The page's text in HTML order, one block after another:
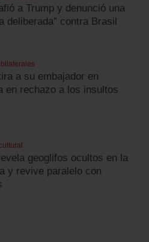
a Trump y denunció una
deliberada” contra Brasil
a su embajador en
en rechazo a los insultos
geoglifos ocultos en la
y revive paralelo con